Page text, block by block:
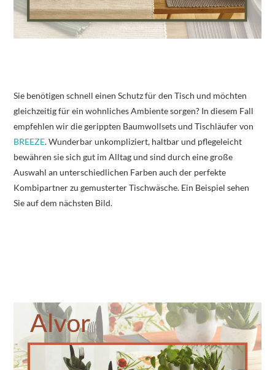
Sie benötigen schnell einen Schutz für den Tisch und möchten
gleichzeitig für ein wohnliches Ambiente sorgen? In diesem Fall
empfehlen wir die gerippten Baumwollsets und Tischläufer von
BREEZE. Wunderbar unkompliziert, haltbar und pflegeleicht
bewähren sie sich gut im Alltag und sind durch eine große
Auswahl an unterschiedlichen Farben auch der perfekte
Kombipartner zu gemusterter Tischwäsche. Ein Beispiel sehen
Sie auf dem nächsten Bild.